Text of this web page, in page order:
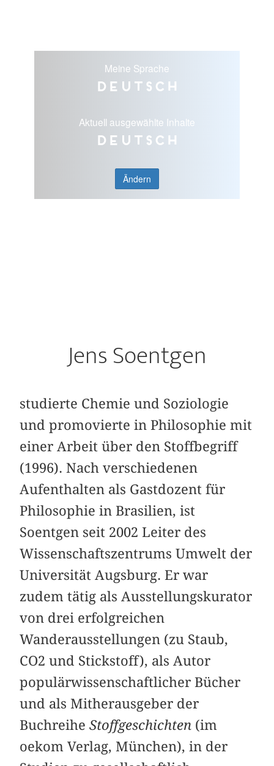
Meine Sprache
Deutsch
Aktuell ausgewählte Inhalte
Deutsch
Ändern
Jens Soentgen
studierte Chemie und Soziologie
und promovierte in Philosophie mit
einer Arbeit über den Stoffbegriff
(1996). Nach verschiedenen
Aufenthalten als Gastdozent für
Philosophie in Brasilien, ist
Soentgen seit 2002 Leiter des
Wissenschaftszentrums Umwelt der
Universität Augsburg. Er war
zudem tätig als Ausstellungskurator
von drei erfolgreichen
Wanderausstellungen (zu Staub,
CO2 und Stickstoff), als Autor
populärwissenschaftlicher Bücher
und als Mitherausgeber der
BuchreiheStoffgeschichten (im
oekom Verlag, München), in der